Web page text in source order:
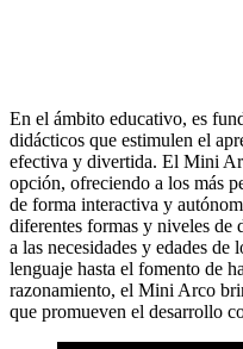
En el ámbito educativo, es
didácticos que estimulen el
efectiva y divertida. El Mini
opción, ofreciendo a los más
de forma interactiva y
diferentes formas y niveles de
a las necesidades y edades
lenguaje hasta el fomento de
razonamiento, el Mini Arco
que promueven el desarrollo